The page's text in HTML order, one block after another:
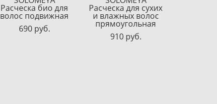
Расческа био для
волос подвижная
690 pуб.
Расческа для сухих
и влажных волос
прямоугольная
910 pуб.